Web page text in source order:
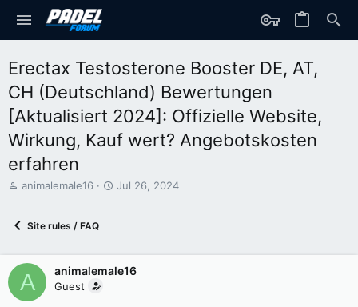
Erectax Testosterone Booster DE, AT,
CH (Deutschland) Bewertungen
[Aktualisiert 2024]: Offizielle Website,
Wirkung, Kauf wert? Angebotskosten
erfahren
T
d
t
a
animalemale16
S
d
a
Jul 26, 2024
Site rules / FAQ
A animalemale16
Guest